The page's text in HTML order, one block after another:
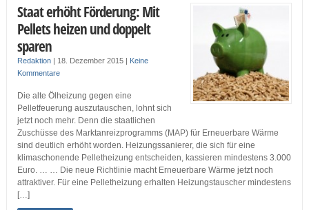
Staat erhöht Förderung: Mit
Pellets heizen und doppelt
sparen
Redaktion| 18. Dezember 2015 | Keine
Kommentare
Die alte Ölheizung gegen eine
Pelletfeuerung auszutauschen, lohnt sich
jetzt noch mehr. Denn die staatlichen
Zuschüsse des Marktanreizprogramms (MAP) für Erneuerbare Wärme
sind deutlich erhöht worden. Heizungssanierer, die sich für eine
klimaschonende Pelletheizung entscheiden, kassieren mindestens 3.000
Euro. … … Die neue Richtlinie macht Erneuerbare Wärme jetzt noch
attraktiver. Für eine Pelletheizung erhalten Heizungstauscher mindestens
[…]